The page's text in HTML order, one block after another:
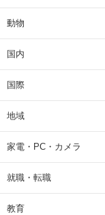
動物
国内
国際
地域
家電・PC・カメラ
就職・転職
教育